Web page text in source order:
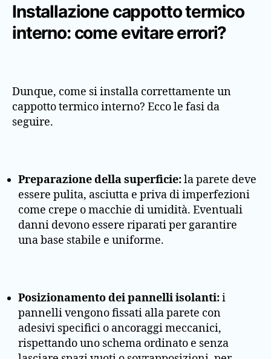
Installazione cappotto termico
interno: come evitare errori?
Dunque, come si installa correttamente un
cappotto termico interno? Ecco le fasi da
seguire.
Preparazione della superficie:la parete deve
essere pulita, asciutta e priva di imperfezioni
come crepe o macchie di umidità. Eventuali
danni devono essere riparati per garantire
una base stabile e uniforme.
Posizionamento dei pannelli isolanti:i
pannelli vengono fissati alla parete con
adesivi specifici o ancoraggi meccanici,
rispettando uno schema ordinato e senza